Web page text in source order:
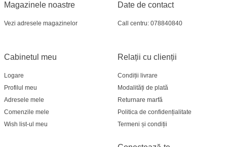
Magazinele noastre
Vezi adresele magazinelor
Relații cu clienții
Condiții livrare
Modalități de plată
Returnare marfă
Politica de confidențialitate
Termeni și condiții
Cabinetul meu
Logare
Profilul meu
Adresele mele
Comenzile mele
Wish list-ul meu
Date de contact
Call centru: 078840840